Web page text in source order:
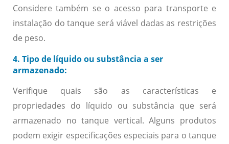
Considere também se o acesso para transporte e
instalação do tanque será viável dadas as restrições
de peso.
4. Tipo de líquido ou substância a ser
armazenado:
Verifique quais são as características e
propriedades do líquido ou substância que será
armazenado no tanque vertical. Alguns produtos
podem exigir especificações especiais para o tanque